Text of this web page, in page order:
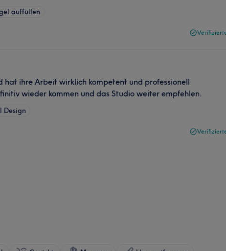
auffüllen
hat ihre Arbeit wirklich kompetent und professionell
wieder kommen und das Studio weiter empfehlen.
Design